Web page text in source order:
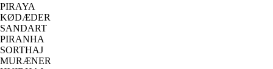
PIRAYA
KØDÆDER
SANDART
PIRANHA
SORTHAJ
MURÆNER